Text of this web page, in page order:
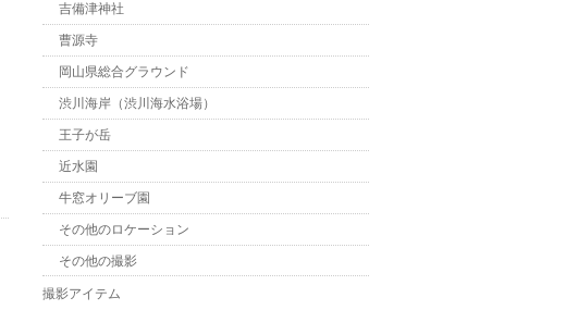
吉備津神社
曹源寺
岡山県総合グラウンド
渋川海岸（渋川海水浴場）
王子が岳
近水園
牛窓オリーブ園
その他のロケーション
その他の撮影
撮影アイテム